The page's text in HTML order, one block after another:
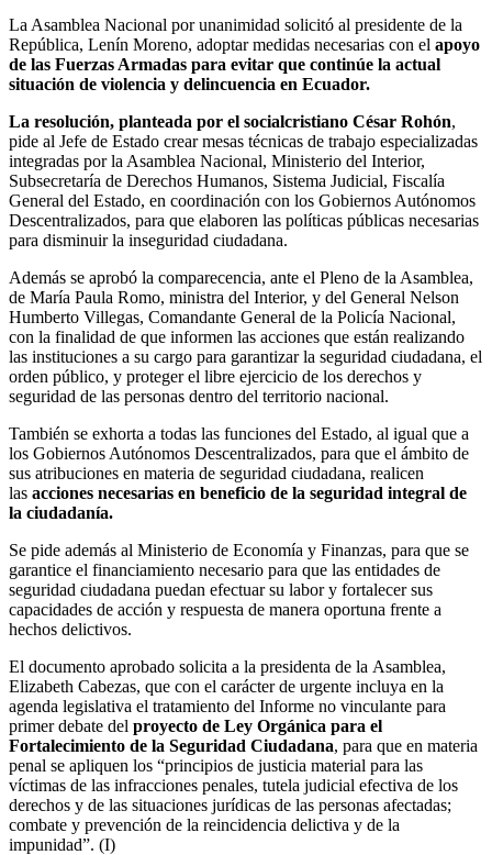
La Asamblea Nacional por unanimidad solicitó al presidente de la
República, Lenín Moreno, adoptar medidas necesarias con el apoyo
de las Fuerzas Armadas para evitar que continúe la actual
situación de violencia y delincuencia en Ecuador.
La resolución, planteada por el socialcristiano César Rohón,
pide al Jefe de Estado crear mesas técnicas de trabajo especializadas
integradas por la Asamblea Nacional, Ministerio del Interior,
Subsecretaría de Derechos Humanos, Sistema Judicial, Fiscalía
General del Estado, en coordinación con los Gobiernos Autónomos
Descentralizados, para que elaboren las políticas públicas necesarias
para disminuir la inseguridad ciudadana.
Además se aprobó la comparecencia, ante el Pleno de la Asamblea,
de María Paula Romo, ministra del Interior, y del General Nelson
Humberto Villegas, Comandante General de la Policía Nacional,
con la finalidad de que informen las acciones que están realizando
las instituciones a su cargo para garantizar la seguridad ciudadana, el
orden público, y proteger el libre ejercicio de los derechos y
seguridad de las personas dentro del territorio nacional.
También se exhorta a todas las funciones del Estado, al igual que a
los Gobiernos Autónomos Descentralizados, para que el ámbito de
sus atribuciones en materia de seguridad ciudadana, realicen
las acciones necesarias en beneficio de la seguridad integral de
la ciudadanía.
Se pide además al Ministerio de Economía y Finanzas, para que se
garantice el financiamiento necesario para que las entidades de
seguridad ciudadana puedan efectuar su labor y fortalecer sus
capacidades de acción y respuesta de manera oportuna frente a
hechos delictivos.
El documento aprobado solicita a la presidenta de la Asamblea,
Elizabeth Cabezas, que con el carácter de urgente incluya en la
agenda legislativa el tratamiento del Informe no vinculante para
primer debate del proyecto de Ley Orgánica para el
Fortalecimiento de la Seguridad Ciudadana, para que en materia
penal se apliquen los “principios de justicia material para las
víctimas de las infracciones penales, tutela judicial efectiva de los
derechos y de las situaciones jurídicas de las personas afectadas;
combate y prevención de la reincidencia delictiva y de la
impunidad”. (I)